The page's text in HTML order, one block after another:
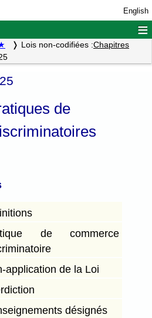
English
≡
Lois non-codifiées :Chapitres
de
de commerce
application de la Loi
désignés